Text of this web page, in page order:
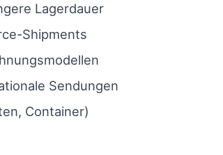
Lagerdauer
Shipments
Sendungen
Container)